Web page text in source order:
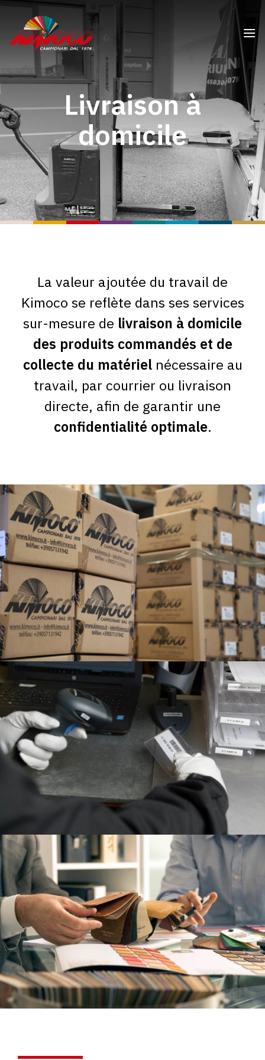
Livraison à
domicile
La valeur ajoutée du travail de
Kimoco se reflète dans ses services
sur-mesure de livraison à domicile
des produits commandés et de
collecte du matérielnécessaire au
travail, par courrier ou livraison
directe, afin de garantir une
confidentialité optimale.